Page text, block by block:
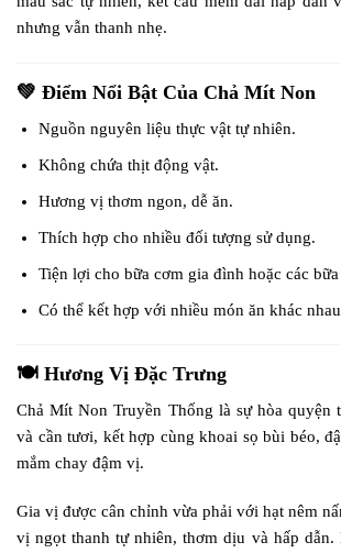
nhưng vẫn thanh nhẹ.
💚 Điểm Nổi Bật Của Chả Mít Non
Nguồn nguyên liệu thực vật tự nhiên.
Không chứa thịt động vật.
Hương vị thơm ngon, dễ ăn.
Thích hợp cho nhiều đối tượng sử dụng.
Tiện lợi cho bữa cơm gia đình hoặc các
Có thể kết hợp với nhiều món ăn khác
🍽️ Hương Vị Đặc Trưng
Chả Mít Non Truyền Thống là sự hòa quyện
và cần tươi, kết hợp cùng khoai sọ bùi béo,
mắm chay đậm vị.
Gia vị được cân chỉnh vừa phải với hạt nêm
vị ngọt thanh tự nhiên, thơm dịu và hấp dẫn.